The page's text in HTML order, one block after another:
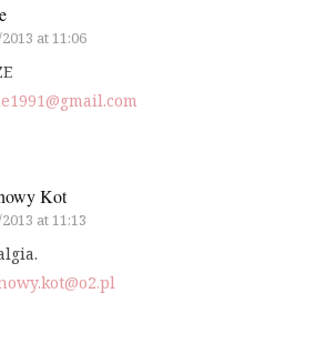
at 11:06
Kot
at 11:13